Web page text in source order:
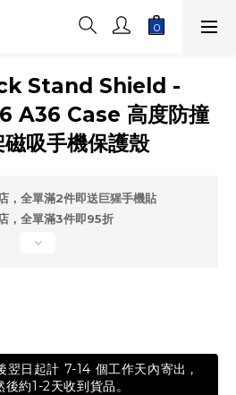
Stand Shield -
A36 Case 高度防撞
磁吸手機保護殼
，全單滿2件即送巨猩手機貼
，全單滿3件即95折
翌日起計 7-14 個工作天內寄出 ,
約1-2天收到貨品。